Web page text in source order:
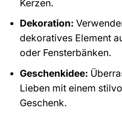
Kerzen.
Dekoration:
dekoratives Element
oder Fensterbänken.
Geschenkidee:
Lieben mit einem
Geschenk.